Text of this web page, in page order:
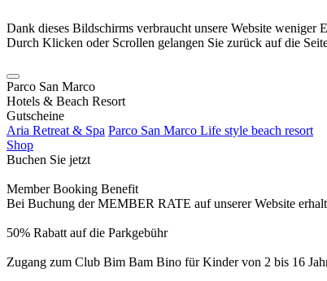
Dank dieses Bildschirms verbraucht unsere Website weniger
Durch Klicken oder Scrollen gelangen Sie zurück auf die
Parco San Marco
Hotels & Beach Resort
Gutscheine
Aria Retreat & Spa Parco San Marco Life style beach resort
Shop
Buchen Sie jetzt
Member Booking Benefit
Bei Buchung der MEMBER RATE auf unserer Website
50% Rabatt auf die Parkgebühr
Zugang zum Club Bim Bam Bino für Kinder von 2 bis 16